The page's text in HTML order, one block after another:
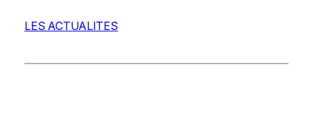
LES ACTUALITES